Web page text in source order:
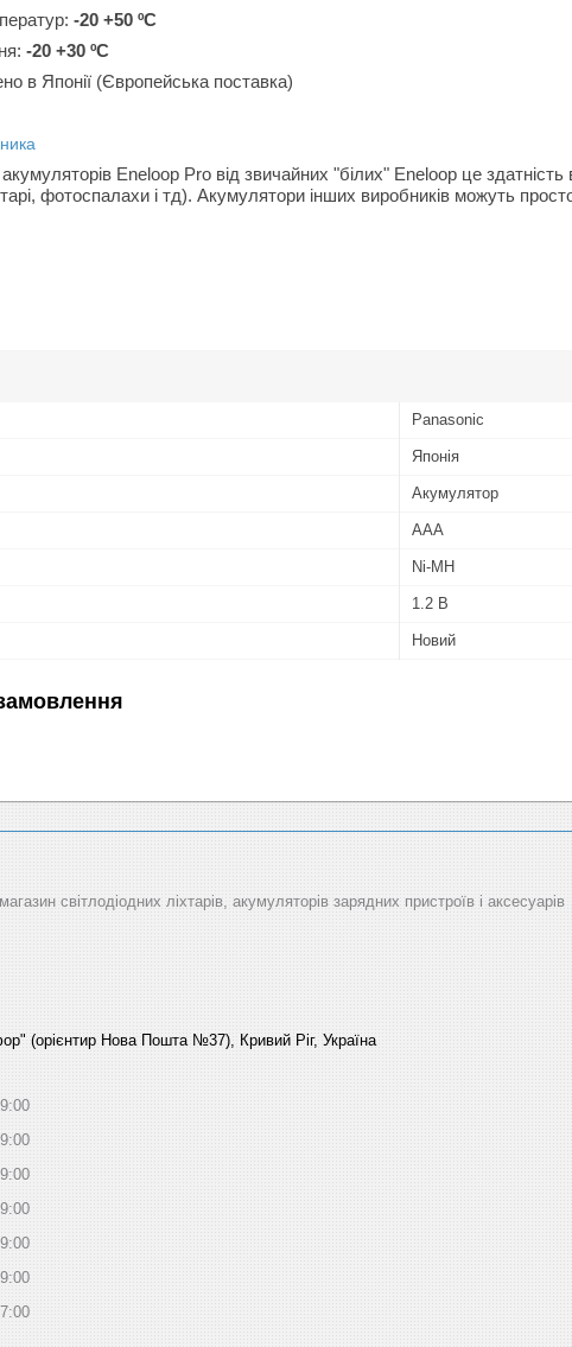
-20 +50 ºС
-20 +30 ºС
в Японії (Європейська поставка)
Eneloop Pro від звичайних "білих" Eneloop це
фотоспалахи і тд). Акумулятори інших виробників можуть
Panasonic
Японія
Акумулятор
AAA
Ni-MH
1.2 В
Новий
світлодіодних ліхтарів, акумуляторів зарядних пристроїв і аксесуарів
(орієнтир Нова Пошта №37), Кривий Ріг, Україна